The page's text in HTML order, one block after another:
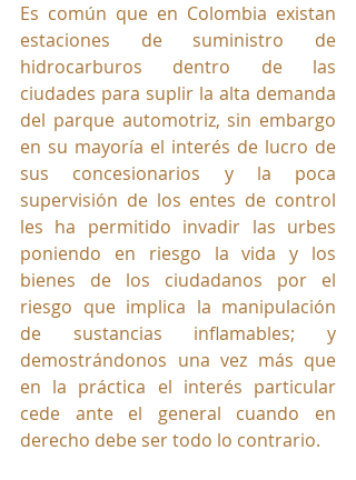
Es común que en Colombia existan
estaciones de suministro de
hidrocarburos dentro de las
ciudades para suplir la alta demanda
del parque automotriz, sin embargo
en su mayoría el interés de lucro de
sus concesionarios y la poca
supervisión de los entes de control
les ha permitido invadir las urbes
poniendo en riesgo la vida y los
bienes de los ciudadanos por el
riesgo que implica la manipulación
de sustancias inflamables; y
demostrándonos una vez más que
en la práctica el interés particular
cede ante el general cuando en
derecho debe ser todo lo contrario.